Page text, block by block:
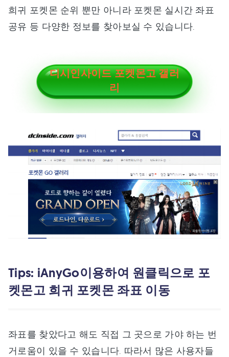
희귀 포켓몬 순위 뿐만 아니라 포켓몬 실시간 좌표
공유 등 다양한 정보를 찾아보실 수 있습니다.
디시인사이드 포켓몬고 갤러
리
Tips: iAnyGo이용하여 원클릭으로 포
켓몬고 희귀 포켓몬 좌표 이동
좌표를 찾았다고 해도 직접 그 곳으로 가야 하는 번
거로움이 있을 수 있습니다. 따라서 많은 사용자들